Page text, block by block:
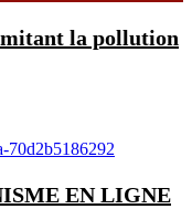
la pollution
70d2b5186292
EN LIGNE